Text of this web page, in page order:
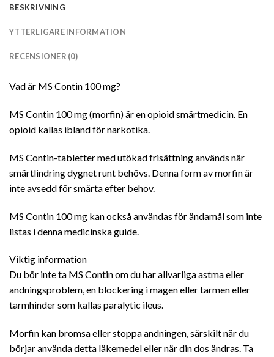
BESKRIVNING
YTTERLIGARE INFORMATION
RECENSIONER (0)
Vad är MS Contin 100 mg?
MS Contin 100 mg (morfin) är en opioid smärtmedicin. En
opioid kallas ibland för narkotika.
MS Contin-tabletter med utökad frisättning används när
smärtlindring dygnet runt behövs. Denna form av morfin är
inte avsedd för smärta efter behov.
MS Contin 100 mg kan också användas för ändamål som inte
listas i denna medicinska guide.
Viktig information
Du bör inte ta MS Contin om du har allvarliga astma eller
andningsproblem, en blockering i magen eller tarmen eller
tarmhinder som kallas paralytic ileus.
Morfin kan bromsa eller stoppa andningen, särskilt när du
börjar använda detta läkemedel eller när din dos ändras. Ta